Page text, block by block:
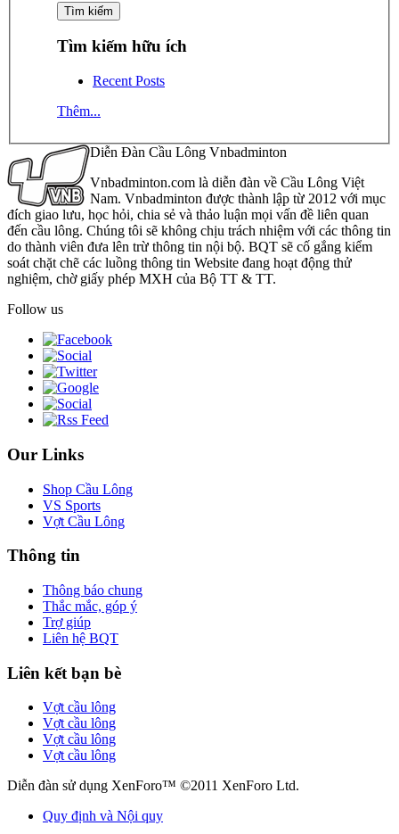
Tìm kiếm hữu ích
Recent Posts
Thêm...
Diễn Đàn Cầu Lông Vnbadminton
Vnbadminton.com là diễn đàn về Cầu Lông Việt
Nam. Vnbadminton được thành lập từ 2012 với mục
đích giao lưu, học hỏi, chia sẻ và thảo luận mọi vấn đề liên quan
đến cầu lông. Chúng tôi sẽ không chịu trách nhiệm với các thông tin
do thành viên đưa lên trừ thông tin nội bộ. BQT sẽ cố gắng kiểm
soát chặt chẽ các luồng thông tin Website đang hoạt động thử
nghiệm, chờ giấy phép MXH của Bộ TT & TT.
Follow us
Our Links
Shop Cầu Lông
VS Sports
Vợt Cầu Lông
Thông tin
Thông báo chung
Thắc mắc, góp ý
Trợ giúp
Liên hệ BQT
Liên kết bạn bè
Vợt cầu lông
Vợt cầu lông
Vợt cầu lông
Vợt cầu lông
Diễn đàn sử dụng XenForo™ ©2011 XenForo Ltd.
Quy định và Nội quy